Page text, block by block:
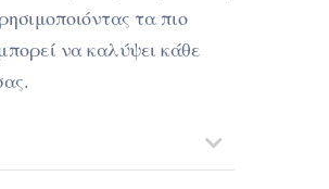
τα πιο
να καλύψει κάθε